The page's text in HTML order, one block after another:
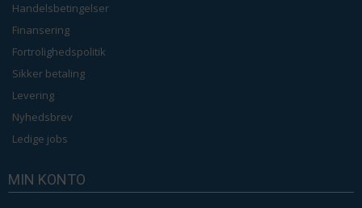
Handelsbetingelser
Finansering
Fortrolighedspolitik
Sikker betaling
Levering
Nyhedsbrev
Ledige jobs
MIN KONTO